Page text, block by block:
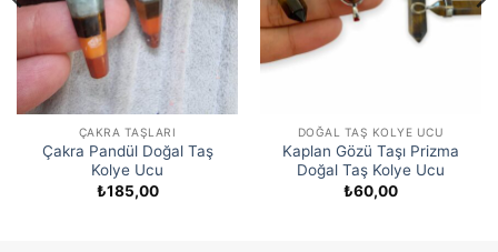
ÇAKRA TAŞLARI
Çakra Pandül Doğal Taş
Kolye Ucu
₺185,00
DOĞAL TAŞ KOLYE UCU
Kaplan Gözü Taşı Prizma
Doğal Taş Kolye Ucu
₺60,00